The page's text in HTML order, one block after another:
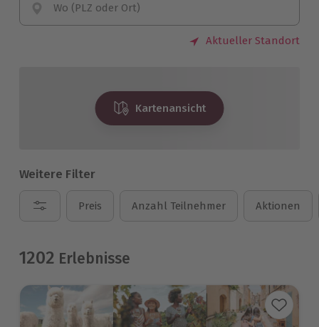
Wo (PLZ oder Ort)
Aktueller Standort
Kartenansicht
Weitere Filter
Preis Anzahl Teilnehmer Aktionen
1202 Erlebnisse